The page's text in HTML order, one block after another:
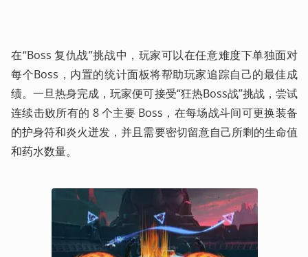
在“Boss 复仇战”挑战中，玩家可以在任意难度下单独面对
每个Boss，内置的统计面板将帮助玩家追踪自己的最佳成
绩。一旦热身完成，玩家便可接受“狂热Boss战”挑战，尝试
连续击败所有的 8 个主要 Boss，在每场战斗间可更换装备
的护身符和炎火迸发，并且需要密切留意自己所剩的生命值
和药水数量。